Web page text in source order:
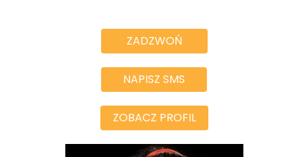
ZADZWOŃ
NAPISZ SMS
ZOBACZ PROFIL